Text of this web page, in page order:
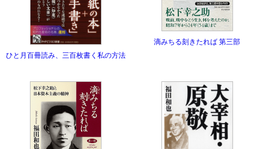
ひと月百冊読み、三百枚書く私の方法
滴みちる刻きたれば 第三部